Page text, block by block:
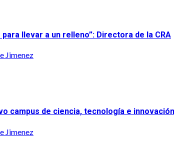
llevar a un relleno”: Directora de la CRA
Jimenez
campus de ciencia, tecnología e
Jimenez